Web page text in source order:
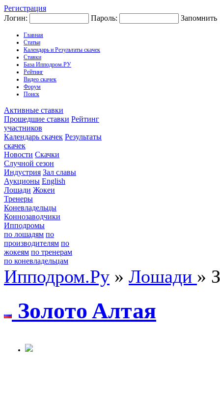
Регистрация
Логин:
Пароль: Запомнить
Главная
Статьи
Календарь и Результаты скачек
Ставки
База Ипподром.РУ
Рейтинг
Видео скачек
Форум
Поиск
Активные ставки
Прошедшие ставки Рейтинг
участников
Календарь скачек Результаты
скачек
Новости Скачки
Случной сезон
Индустрия Зал славы
Аукционы English
Лошади Жокеи
Тренеры
Коневладельцы
Коннозаводчики
Ипподромы
по лошадям по
производителям по
жокеям по тренерам
по коневладельцам
Ипподром.Ру » Лошади »
Зoлoтo Aлтая